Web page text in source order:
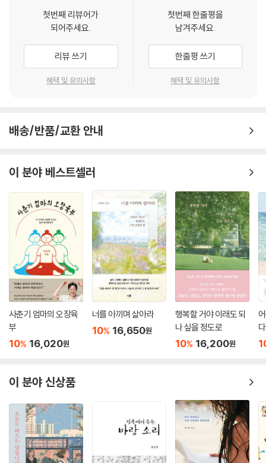
으로 뒹굴어 보는 것, 바간의 달밤은 또 어땠는가. 루앙프라방 메콩강 물에
각 나라 여행자들과 하나로 어울려 몸을 적시고 비 오는 마날리 숲에서 느
꼈던 짜릿함, 말라위 호수에서 원시 처녀들과 백인 노부부와의 물놀이, 리
우의 새벽 바다를 온몸으로 헤엄치던 날들, 그 순간순간들이 문화와 관념
과 권태라는 일상적 감옥으로부터 탈출을 감행하게 한 유일한 희락이었음
을, 마음보다 몸이 먼저 늙어가는 지금, 한때나마 꿈꾸던 원시야만의 삶,
신의 사상을 믿고 있으며, 사고할 뿐만 아니라 느끼기도 한다는 것을 증명
론에 기대 창조적인회화는 시에 가까이 다가가되 결코 시로 넘어들어 가서
는 안 된다는 회화론을 마련했다. 시적인 섬세한 감정과 재능이 없이는 어
떤 예술도 새로움을 주지 못한다는 것. 나는 피카소에게, 그리고 스페인의
화가들에게 미리 경배하지는 않기로 했다.
---「2부 ‘프라도에서 만난 피카소’」중에서
이럴 때 혼자 있는 외로움은 얼마나 달콤한지, 아무리 여행이 힘들어도 혼
자 외로울래? 함께 시끄러울래? 하고 물으면 나는 전자를 택할 것이다. 본
시 외로운 게 인생이라는데 여행이라고 다를까.
---「2부 ‘바퀴만큼 유혹적인 존재가 있을까’」중에서
지면 곧 어둠이 내린다는 신호이니 그때는 귀가를 서둘러야 한다.” 시계를
가질 수 없었던 시절, 내 아버지가 내게 가르쳐 주신 자연시간이다.
시간이 흘러 조그만 계집아이는 여행자가 되었고, 아프리카 작은 시골마을
에서였다. 다음 날 아침 10시 같은 장소에서 만나 뭔가를 전해주기로 노인
과 약속을 했을 때 나는 시계가 있었지만 시계가 있을 리 없는 옆 마을 노인
삶을 즐기는 새로운 형태의 여행을 일컫는다.
김인자 시인의 여행 산문집 『그린 노마드』는 책을 펼친 이들의 일상에 노
마드를 불러온다. 시집 외에도 산문집과 히말라야, 아프리카, 뉴질랜드 등
을 여행하고 쓴 여행서로 독자와 소통해 온 작가는 시대의 변화에 따라 ‘잘
기도 한다. 일상에서의 여행, 그린 노마드를 즐기는 순간도 빼놓을 수 없다.
영축산 통도사, 금산사 미륵전, 무릉계곡과 삼화사 등 사찰의 풍경 소리를
들으며 걷던 기억도 글로 남겼다.
광활한 자연 앞에서 마시는 차 한 잔은 새로운 길을 열어주는 틈이고 쉼인
동시에 피안의 문을 여는 열쇠 같기도 하다. 곳곳의 풍경을 마주해 본 저자
는 누구보다 자연의 변화를 통감한다. 사바나 아카시아 나무의 벌통은 비
어가고 물이 다 말라버린 마을은 폐허가 되었다. 자연을 거스르지 않고 살
아가던 이들의 삶이 기후 변화로 인해 황폐화되는 모습은 우리의 내일에
대해 고민해 보게 한다.
저자는 자연만큼이나 사람에게도 큰 관심을 가진다. 다시 돌아오기를 바라
는 마음으로 작별 인사를 하지 않은 잔지바르의 무함마드, 말라위 바나나
이구아수폭포 가는 길에 만난 수다쟁이 마리아, 스톡홀름의 도서관 계단에
서 햇살을 쬐던 국왕 등 모든 이들과의 만남은 잊지 못할 그리움이 되었다.
가보지 않고 경험하지 못한 것을 상상하는 일이 가능할까. 저자는 불가하
다 말한다. 경험 없는 지식이나 머리로 얻은 것은 진짜가 될 수 없다는 생각
때문이다. 저자에게 여행은 가짜가 되지 않으려는 몸부림과 다름없었다.
첫번째 리뷰어가
되어주세요.
리뷰 쓰기
혜택 및 유의사항
첫번째 한줄평을
남겨주세요.
한줄평 쓰기
혜택 및 유의사항
배송/반품/교환 안내
이 분야 베스트셀러
사춘기 엄마의 오장육
부
10% 16,020원
너를 아끼며 살아라
10% 16,650원
행복할 거야 이래도 되
나 싶을 정도로
10% 16,200원
다
이 분야 신상품